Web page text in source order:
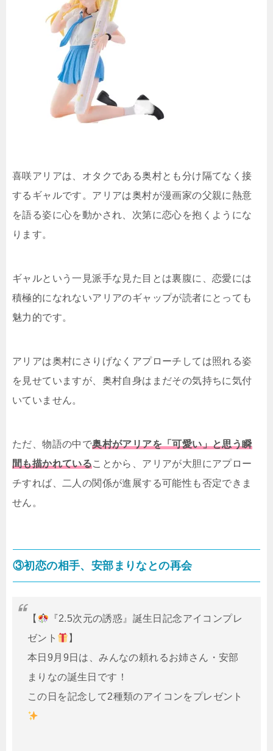
喜咲アリアは、オタクである奥村とも分け隔てなく接
するギャルです。アリアは奥村が漫画家の父親に熱意
を語る姿に心を動かされ、次第に恋心を抱くようにな
ります。
ギャルという一見派手な見た目とは裏腹に、恋愛には
積極的になれないアリアのギャップが読者にとっても
魅力的です。
アリアは奥村にさりげなくアプローチしては照れる姿
を見せていますが、奥村自身はまだその気持ちに気付
いていません。
ただ、物語の中で奥村がアリアを「可愛い」と思う瞬
間も描かれていることから、アリアが大胆にアプロー
チすれば、二人の関係が進展する可能性も否定できま
せん。
③初恋の相手、安部まりなとの再会
【
『2.5次元の誘惑』誕生日記念アイコンプレ
ゼント
】
本日9月9日は、みんなの頼れるお姉さん・安部
まりなの誕生日です！
この日を記念して2種類のアイコンをプレゼント